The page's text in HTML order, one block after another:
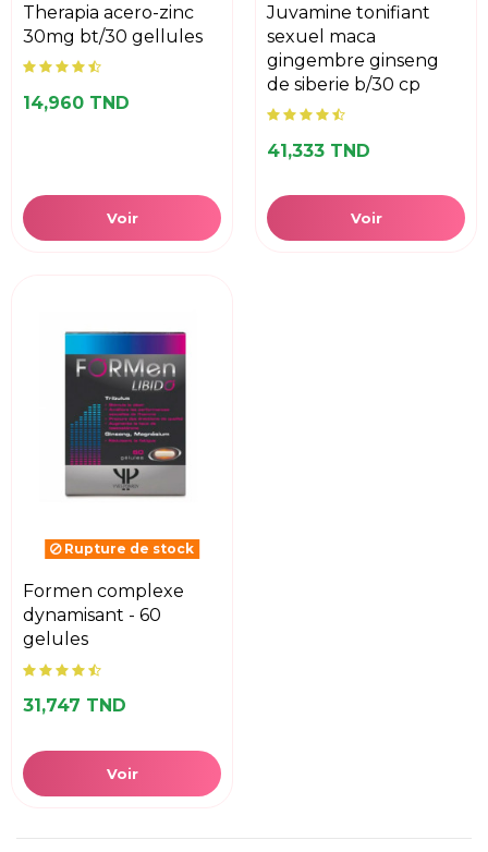
therapia acero-zinc
30mg bt/30 gellules
14,960 TND
Voir
juvamine tonifiant
sexuel maca
gingembre ginseng
de siberie b/30 cp
41,333 TND
Voir
Rupture de stock
formen complexe
dynamisant - 60
gelules
31,747 TND
Voir